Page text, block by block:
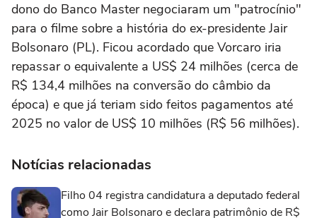
dono do Banco Master negociaram um "patrocínio"
para o filme sobre a história do ex-presidente Jair
Bolsonaro (PL). Ficou acordado que Vorcaro iria
repassar o equivalente a US$ 24 milhões (cerca de
R$ 134,4 milhões na conversão do câmbio da
época) e que já teriam sido feitos pagamentos até
2025 no valor de US$ 10 milhões (R$ 56 milhões).
Notícias relacionadas
Filho 04 registra candidatura a deputado federal
como Jair Bolsonaro e declara patrimônio de R$